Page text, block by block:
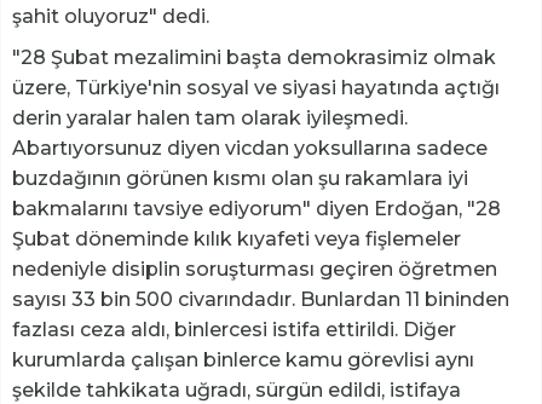
şahit oluyoruz" dedi.
"28 Şubat mezalimini başta demokrasimiz olmak
üzere, Türkiye'nin sosyal ve siyasi hayatında açtığı
derin yaralar halen tam olarak iyileşmedi.
Abartıyorsunuz diyen vicdan yoksullarına sadece
buzdağının görünen kısmı olan şu rakamlara iyi
bakmalarını tavsiye ediyorum" diyen Erdoğan, "28
Şubat döneminde kılık kıyafeti veya fişlemeler
nedeniyle disiplin soruşturması geçiren öğretmen
sayısı 33 bin 500 civarındadır. Bunlardan 11 bininden
fazlası ceza aldı, binlercesi istifa ettirildi. Diğer
kurumlarda çalışan binlerce kamu görevlisi aynı
şekilde tahkikata uğradı, sürgün edildi, istifaya